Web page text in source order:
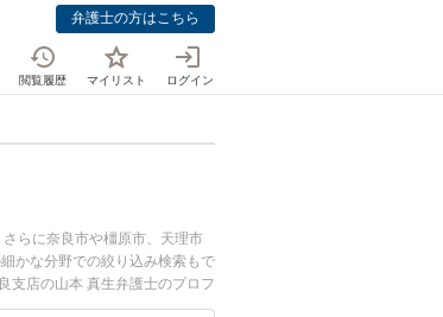
弁護士の方はこちら
閲覧履歴 マイリスト ログイン
らに奈良市や橿原市、天理市
かな分野での絞り込み検索もで
支店の山本 真生弁護士のプロフ
『社員の解雇のトラブル解決の